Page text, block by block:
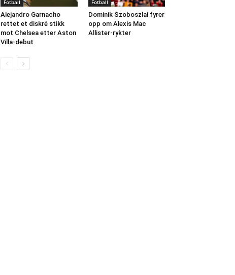
Fotball
Alejandro Garnacho
rettet et diskré stikk
mot Chelsea etter Aston
Villa-debut
Fotball
Dominik Szoboszlai fyrer
opp om Alexis Mac
Allister-rykter